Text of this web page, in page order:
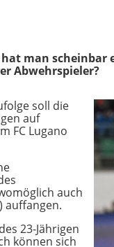
man scheinbar
Abwehrspieler?
soll die
auf
FC Lugano
auch
auffangen.
23-Jährigen
können sich